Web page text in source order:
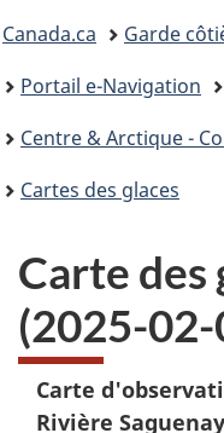
Vous
êtes
ici
:
Canada.ca
Garde
Portail e-Navigation
Centre & Arctique -
Cartes des glaces
Carte des
(2025-
Carte
Rivière Saguenay